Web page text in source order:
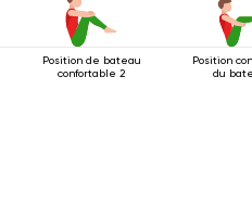
Position de bateau
confortable 2
Position
du